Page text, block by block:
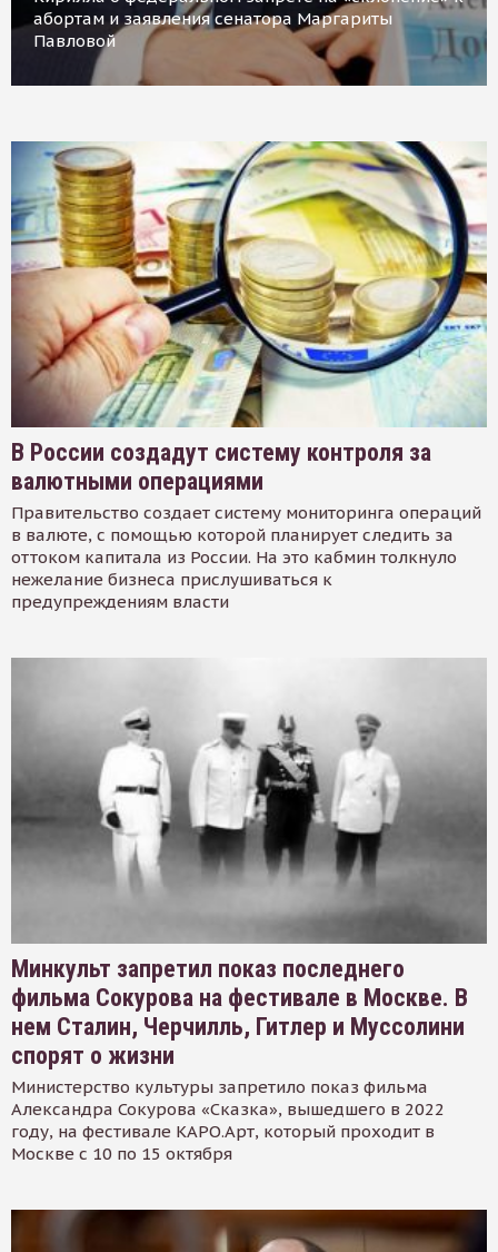
абортам и заявления сенатора Маргариты
Павловой
В России создадут систему контроля за
валютными операциями
Правительство создает систему мониторинга операций
в валюте, с помощью которой планирует следить за
оттоком капитала из России. На это кабмин толкнуло
нежелание бизнеса прислушиваться к
предупреждениям власти
Минкульт запретил показ последнего
фильма Сокурова на фестивале в Москве. В
нем Сталин, Черчилль, Гитлер и Муссолини
спорят о жизни
Министерство культуры запретило показ фильма
Александра Сокурова «Сказка», вышедшего в 2022
году, на фестивале КАРО.Арт, который проходит в
Москве с 10 по 15 октября